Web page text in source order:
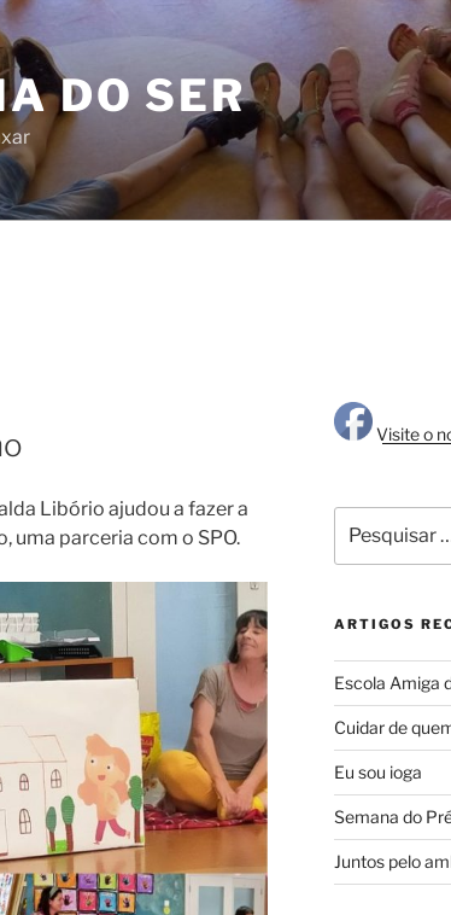
DO SER
Libório ajudou a fazer a
uma parceria com o SPO.
Visite o
por:
ARTIGOS
Escola Amiga
Cuidar de
Eu sou ioga
Semana do
Juntos pelo